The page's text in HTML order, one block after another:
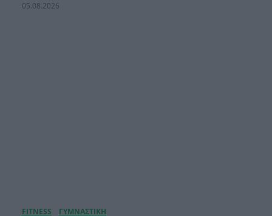
05.08.2026